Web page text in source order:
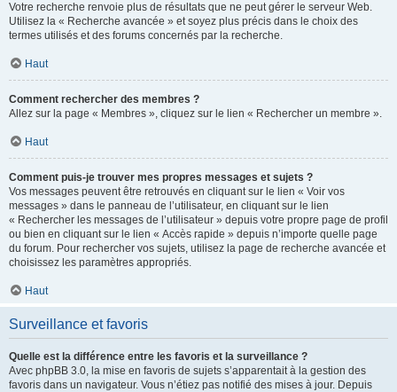
Votre recherche renvoie plus de résultats que ne peut gérer le serveur Web.
Utilisez la « Recherche avancée » et soyez plus précis dans le choix des
termes utilisés et des forums concernés par la recherche.
Haut
Comment rechercher des membres ?
Allez sur la page « Membres », cliquez sur le lien « Rechercher un membre ».
Haut
Comment puis-je trouver mes propres messages et sujets ?
Vos messages peuvent être retrouvés en cliquant sur le lien « Voir vos
messages » dans le panneau de l’utilisateur, en cliquant sur le lien
« Rechercher les messages de l’utilisateur » depuis votre propre page de profil
ou bien en cliquant sur le lien « Accès rapide » depuis n’importe quelle page
du forum. Pour rechercher vos sujets, utilisez la page de recherche avancée et
choisissez les paramètres appropriés.
Haut
Surveillance et favoris
Quelle est la différence entre les favoris et la surveillance ?
Avec phpBB 3.0, la mise en favoris de sujets s’apparentait à la gestion des
favoris dans un navigateur. Vous n’étiez pas notifié des mises à jour. Depuis